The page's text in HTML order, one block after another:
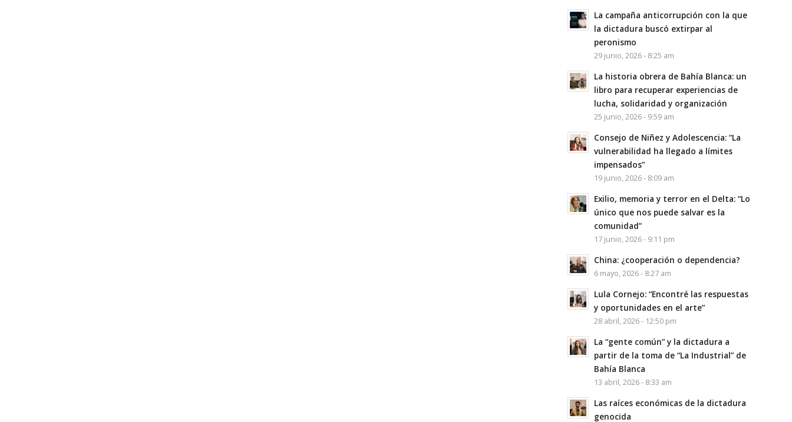
La campaña anticorrupción con la que
la dictadura buscó extirpar al
peronismo
29 junio, 2026 - 8:25 am
La historia obrera de Bahía Blanca: un
libro para recuperar experiencias de
lucha, solidaridad y organización
25 junio, 2026 - 9:59 am
Consejo de Niñez y Adolescencia: “La
vulnerabilidad ha llegado a límites
impensados”
19 junio, 2026 - 8:09 am
Exilio, memoria y terror en el Delta: “Lo
único que nos puede salvar es la
comunidad”
17 junio, 2026 - 9:11 pm
China: ¿cooperación o dependencia?
6 mayo, 2026 - 8:27 am
Lula Cornejo: “Encontré las respuestas
y oportunidades en el arte”
28 abril, 2026 - 12:50 pm
La “gente común” y la dictadura a
partir de la toma de “La Industrial” de
Bahía Blanca
13 abril, 2026 - 8:33 am
Las raíces económicas de la dictadura
genocida